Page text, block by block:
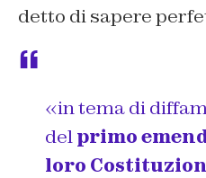
detto di sapere
«in tema di
delprimo
loro